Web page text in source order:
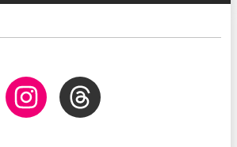
InstagramThreads